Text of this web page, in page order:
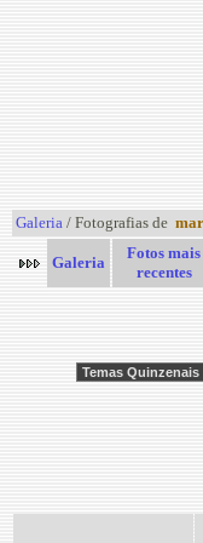
Galeria / Fotografias de
Galeria
Fotos mais
recentes